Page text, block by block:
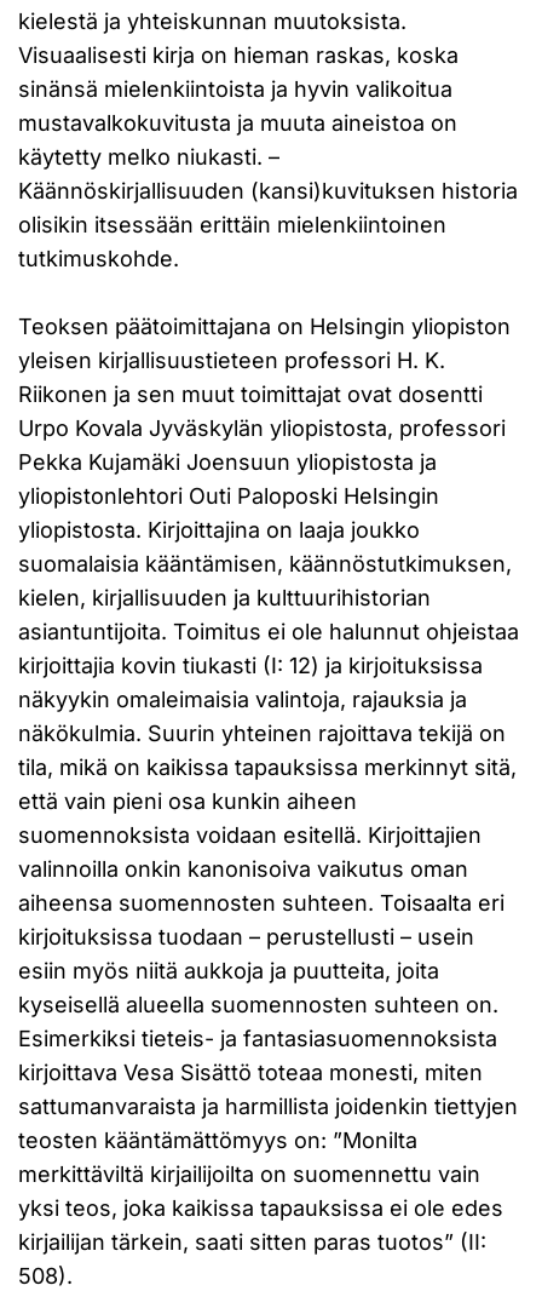
kielestä ja yhteiskunnan muutoksista.
Visuaalisesti kirja on hieman raskas, koska
sinänsä mielenkiintoista ja hyvin valikoitua
mustavalkokuvitusta ja muuta aineistoa on
käytetty melko niukasti. –
Käännöskirjallisuuden (kansi)kuvituksen historia
olisikin itsessään erittäin mielenkiintoinen
tutkimuskohde.
Teoksen päätoimittajana on Helsingin yliopiston
yleisen kirjallisuustieteen professori H. K.
Riikonen ja sen muut toimittajat ovat dosentti
Urpo Kovala Jyväskylän yliopistosta, professori
Pekka Kujamäki Joensuun yliopistosta ja
yliopistonlehtori Outi Paloposki Helsingin
yliopistosta. Kirjoittajina on laaja joukko
suomalaisia kääntämisen, käännöstutkimuksen,
kielen, kirjallisuuden ja kulttuurihistorian
asiantuntijoita. Toimitus ei ole halunnut ohjeistaa
kirjoittajia kovin tiukasti (I: 12) ja kirjoituksissa
näkyykin omaleimaisia valintoja, rajauksia ja
näkökulmia. Suurin yhteinen rajoittava tekijä on
tila, mikä on kaikissa tapauksissa merkinnyt sitä,
että vain pieni osa kunkin aiheen
suomennoksista voidaan esitellä. Kirjoittajien
valinnoilla onkin kanonisoiva vaikutus oman
aiheensa suomennosten suhteen. Toisaalta eri
kirjoituksissa tuodaan – perustellusti – usein
esiin myös niitä aukkoja ja puutteita, joita
kyseisellä alueella suomennosten suhteen on.
Esimerkiksi tieteis- ja fantasiasuomennoksista
kirjoittava Vesa Sisättö toteaa monesti, miten
sattumanvaraista ja harmillista joidenkin tiettyjen
teosten kääntämättömyys on: ”Monilta
merkittäviltä kirjailijoilta on suomennettu vain
yksi teos, joka kaikissa tapauksissa ei ole edes
kirjailijan tärkein, saati sitten paras tuotos” (II:
508).